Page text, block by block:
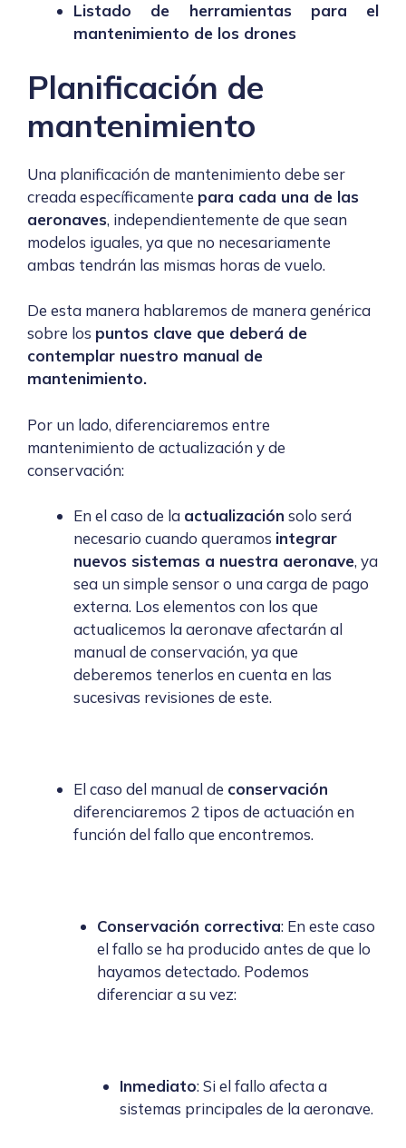
Listado de herramientas para el
mantenimiento de los drones
Planificación de
mantenimiento
Una planificación de mantenimiento debe ser
creada específicamente para cada una de las
aeronaves, independientemente de que sean
modelos iguales, ya que no necesariamente
ambas tendrán las mismas horas de vuelo.
De esta manera hablaremos de manera genérica
sobre los puntos clave que deberá de
contemplar nuestro manual de
mantenimiento.
Por un lado, diferenciaremos entre
mantenimiento de actualización y de
conservación:
En el caso de la actualización solo será
necesario cuando queramos integrar
nuevos sistemas a nuestra aeronave, ya
sea un simple sensor o una carga de pago
externa. Los elementos con los que
actualicemos la aeronave afectarán al
manual de conservación, ya que
deberemos tenerlos en cuenta en las
sucesivas revisiones de este.
El caso del manual de conservación
diferenciaremos 2 tipos de actuación en
función del fallo que encontremos.
Conservación correctiva: En este caso
el fallo se ha producido antes de que lo
hayamos detectado. Podemos
diferenciar a su vez:
Inmediato: Si el fallo afecta a
sistemas principales de la aeronave.